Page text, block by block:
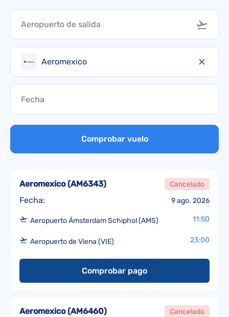
Aeromexico
Comprobar vuelo
Fecha: 9 ago. 2026
Aeromexico(AM6343) Cancelado
Aeropuerto Ámsterdam Schiphol (AMS) 11:50
Aeropuerto de Viena (VIE) 23:00
Comprobar pago
Aeromexico(AM6460) Cancelado